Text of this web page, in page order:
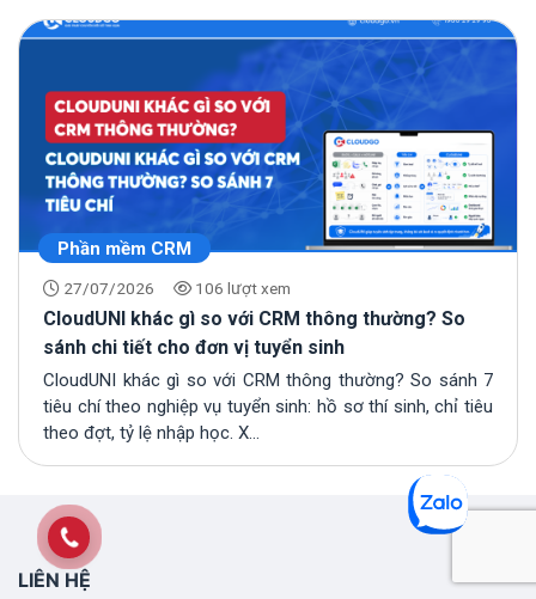
Phần mềm CRM
27/07/2026 106 lượt xem
CloudUNI khác gì so với CRM thông thường? So
sánh chi tiết cho đơn vị tuyển sinh
CloudUNI khác gì so với CRM thông thường? So sánh 7
tiêu chí theo nghiệp vụ tuyển sinh: hồ sơ thí sinh, chỉ tiêu
theo đợt, tỷ lệ nhập học. X...
LIÊN HỆ